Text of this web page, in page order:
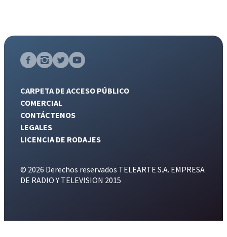
CARPETA DE ACCESO PÚBLICO
COMERCIAL
CONTÁCTENOS
LEGALES
LICENCIA DE RODAJES
© 2026 Derechos reservados TELEARTE S.A. EMPRESA
DE RADIO Y TELEVISION 2015